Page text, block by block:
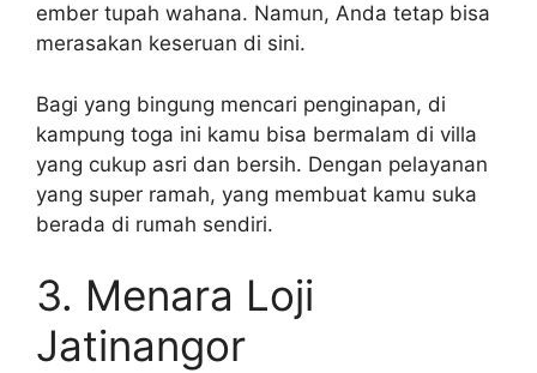
ember tupah wahana. Namun, Anda tetap bisa
merasakan keseruan di sini.
Bagi yang bingung mencari penginapan, di
kampung toga ini kamu bisa bermalam di villa
yang cukup asri dan bersih. Dengan pelayanan
yang super ramah, yang membuat kamu suka
berada di rumah sendiri.
3. Menara Loji
Jatinangor